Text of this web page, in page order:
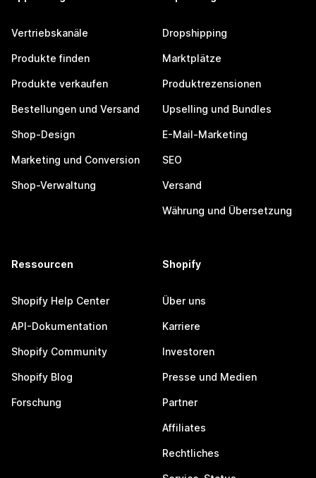
Vertriebskanäle
Produkte finden
Produkte verkaufen
Bestellungen und Versand
Shop-Design
Marketing und Conversion
Shop-Verwaltung
Dropshipping
Marktplätze
Produktrezensionen
Upselling und Bundles
E-Mail-Marketing
SEO
Versand
Währung und Übersetzung
Ressourcen
Shopify Help Center
API-Dokumentation
Shopify Community
Shopify Blog
Forschung
Shopify
Über uns
Karriere
Investoren
Presse und Medien
Partner
Affiliates
Rechtliches